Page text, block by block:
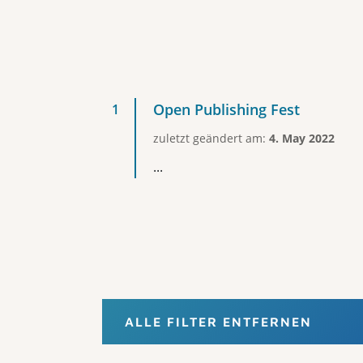
Open Publishing Fest
zuletzt geändert am: 4. May 2022
...
ALLE FILTER ENTFERNEN